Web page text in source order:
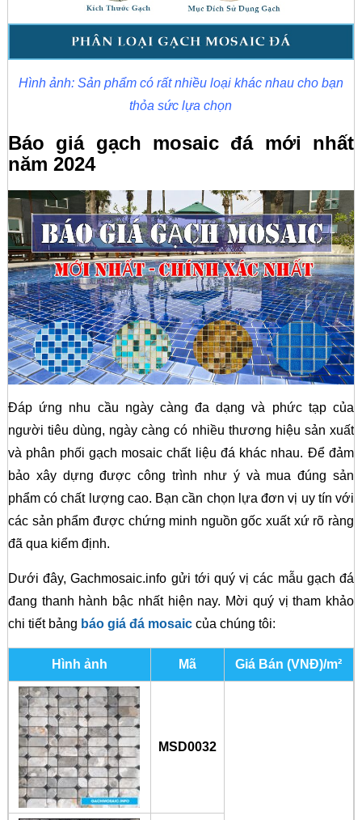
Hình ảnh: Sản phẩm có rất nhiều loại khác nhau cho bạn
thỏa sức lựa chọn
Báo giá gạch mosaic đá mới nhất
năm 2024
Đáp ứng nhu cầu ngày càng đa dạng và phức tạp của
người tiêu dùng, ngày càng có nhiều thương hiệu sản xuất
và phân phối gạch mosaic chất liệu đá khác nhau. Để đảm
bảo xây dựng được công trình như ý và mua đúng sản
phẩm có chất lượng cao. Bạn cần chọn lựa đơn vị uy tín với
các sản phẩm được chứng minh nguồn gốc xuất xứ rõ ràng
đã qua kiểm định.
Dưới đây, Gachmosaic.info gửi tới quý vị các mẫu gạch đá
đang thanh hành bậc nhất hiện nay. Mời quý vị tham khảo
chi tiết bảng báo giá đá mosaic của chúng tôi:
Hình ảnh Mã Giá Bán (VNĐ)/m²
MSD0032